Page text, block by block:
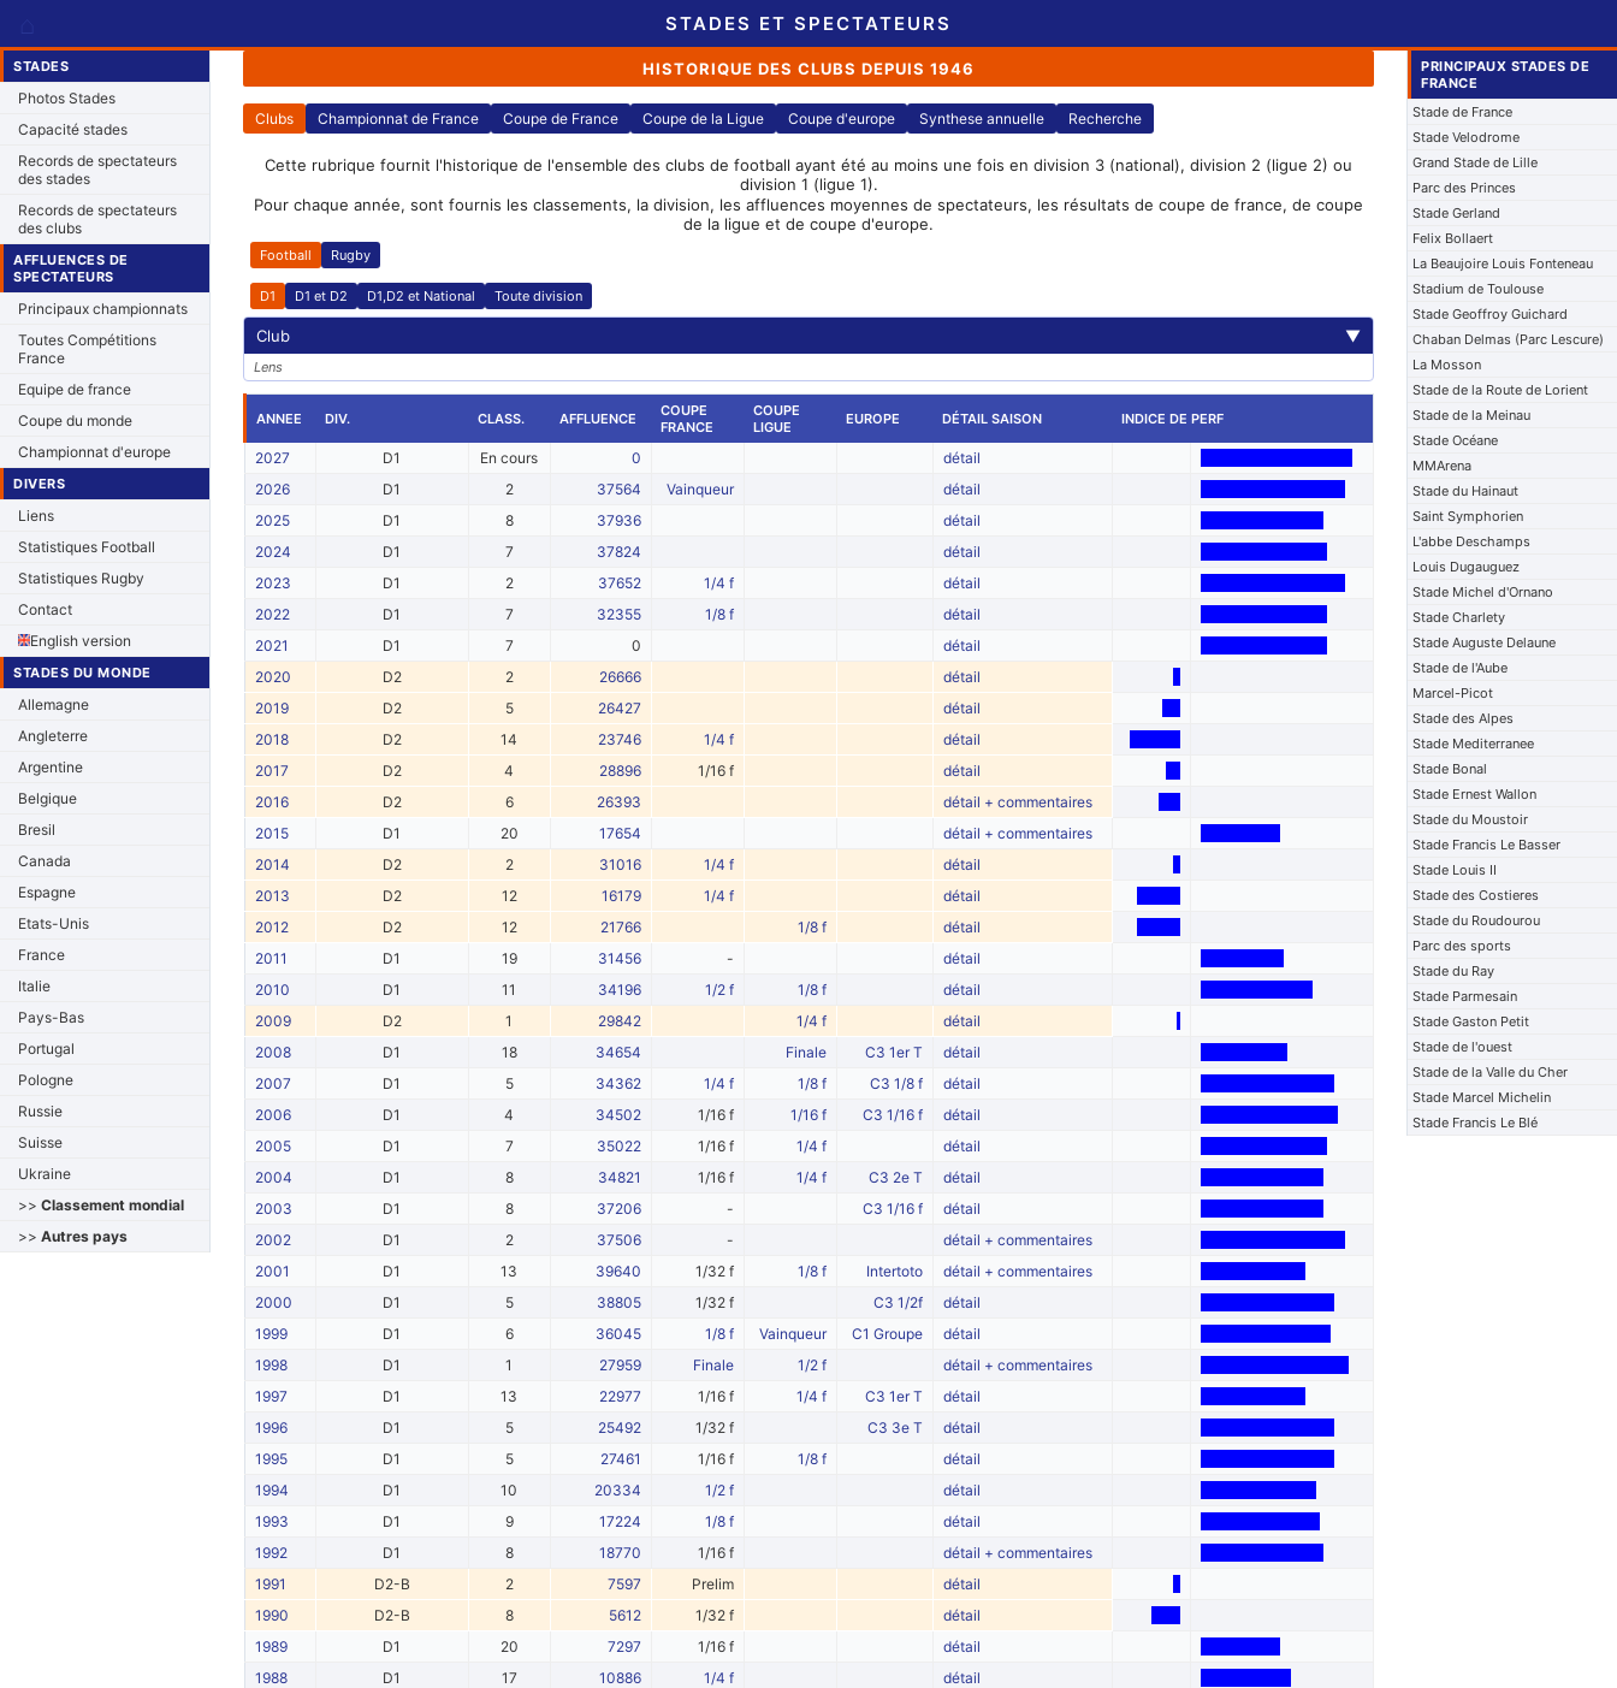
STADES ET SPECTATEURS
STADES
Photos Stades
Capacité stades
Records de spectateurs
des stades
Records de spectateurs
des clubs
AFFLUENCES DE
SPECTATEURS
Principaux championnats
Toutes Compétitions
France
Equipe de france
Coupe du monde
Championnat d'europe
DIVERS
Liens
Statistiques Football
Statistiques Rugby
Contact
English version
STADES DU MONDE
Allemagne
Angleterre
Argentine
Belgique
Bresil
Canada
Espagne
Etats-Unis
France
Italie
Pays-Bas
Portugal
Pologne
Russie
Suisse
Ukraine
>> Classement mondial
>> Autres pays
HISTORIQUE DES CLUBS DEPUIS 1946
Clubs Championnat de France Coupe de France Coupe de la Ligue Coupe d'europe Synthese annuelle Recherche
Cette rubrique fournit l'historique de l'ensemble des clubs de football ayant été au moins une fois en division 3 (national), division 2 (ligue 2) ou
division 1 (ligue 1).
Pour chaque année, sont fournis les classements, la division, les affluences moyennes de spectateurs, les résultats de coupe de france, de coupe
de la ligue et de coupe d'europe.
Football Rugby
D1 D1 et D2 D1,D2 et National Toute division
Club ▼
Lens
ANNEE DIV. CLASS. AFFLUENCE
COUPE
FRANCE
COUPE
LIGUE
EUROPE DÉTAIL SAISON INDICE DE PERF
2027 D1 En cours 0
détail
2026
D1 2 37564 Vainqueur
détail
2025
D1 8 37936
détail
2024
D1 7 37824
détail
2023
D1 2 37652 1/4 f
détail
2022
D1 7 32355 1/8 f
détail
2021
D1 7 0
détail
2020
D2 2 26666
détail
2019
D2 5 26427
détail
2018
D2 14 23746 1/4 f
détail
2017
D2 4 28896 1/16 f
détail
2016
D2 6 26393
détail + commentaires
2015
D1 20 17654
détail + commentaires
2014
D2 2 31016 1/4 f
détail
2013
D2 12 16179 1/4 f
détail
2012
D2 12 21766 1/8 f
détail
2011
D1 19 31456 -
détail
2010
D1 11 34196 1/2 f 1/8 f
détail
2009
D2 1 29842 1/4 f
détail
2008
D1 18 34654 Finale C3 1er T
détail
2007
D1 5 34362 1/4 f 1/8 f C3 1/8 f
détail
2006
D1 4 34502 1/16 f 1/16 f C3 1/16 f
détail
2005
D1 7 35022 1/16 f 1/4 f
détail
2004
D1 8 34821 1/16 f 1/4 f C3 2e T
détail
2003
D1 8 37206 - C3 1/16 f
détail
2002
D1 2 37506 -
détail + commentaires
2001
D1 13 39640 1/32 f 1/8 f Intertoto
détail + commentaires
2000
D1 5 38805 1/32 f C3 1/2f
détail
1999
D1 6 36045 1/8 f Vainqueur C1 Groupe
détail
1998
D1 1 27959 Finale 1/2 f
détail + commentaires
1997
D1 13 22977 1/16 f 1/4 f C3 1er T
détail
1996
D1 5 25492 1/32 f C3 3e T
détail
1995
D1 5 27461 1/16 f 1/8 f
détail
1994
D1 10 20334 1/2 f
détail
1993
D1 9 17224 1/8 f
détail
1992
D1 8 18770 1/16 f
détail + commentaires
1991
D2-B 2 7597 Prelim
détail
1990
D2-B 8 5612 1/32 f
détail
1989
D1 20 7297 1/16 f
détail
1988
D1 17 10886 1/4 f
détail
PRINCIPAUX STADES DE
FRANCE
Stade de France
Stade Velodrome
Grand Stade de Lille
Parc des Princes
Stade Gerland
Felix Bollaert
La Beaujoire Louis Fonteneau
Stadium de Toulouse
Stade Geoffroy Guichard
Chaban Delmas (Parc Lescure)
La Mosson
Stade de la Route de Lorient
Stade de la Meinau
Stade Océane
MMArena
Stade du Hainaut
Saint Symphorien
L'abbe Deschamps
Louis Dugauguez
Stade Michel d'Ornano
Stade Charlety
Stade Auguste Delaune
Stade de l'Aube
Marcel-Picot
Stade des Alpes
Stade Mediterranee
Stade Bonal
Stade Ernest Wallon
Stade du Moustoir
Stade Francis Le Basser
Stade Louis II
Stade des Costieres
Stade du Roudourou
Parc des sports
Stade du Ray
Stade Parmesain
Stade Gaston Petit
Stade de l'ouest
Stade de la Valle du Cher
Stade Marcel Michelin
Stade Francis Le Blé